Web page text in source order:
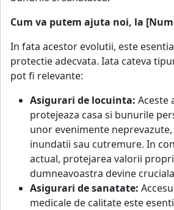
Cum va putem ajuta noi, la
In fata acestor evolutii, este
protectie adecvata. Iata cateva
pot fi relevante:
Asigurari de locuinta: Aceste
protejeaza casa si bunurile
unor evenimente
inundatii sau cutremure. In
actual, protejarea valorii
dumneavoastra devine
Asigurari de sanatate:
medicale de calitate este